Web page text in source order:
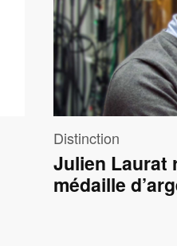
Distinction
Julien Laurat
médaille